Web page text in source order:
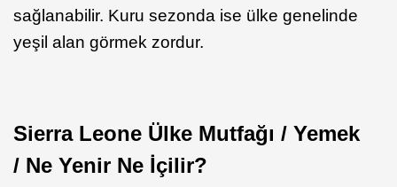
sağlanabilir. Kuru sezonda ise ülke genelinde
yeşil alan görmek zordur.
Sierra Leone Ülke Mutfağı / Yemek
/ Ne Yenir Ne İçilir?